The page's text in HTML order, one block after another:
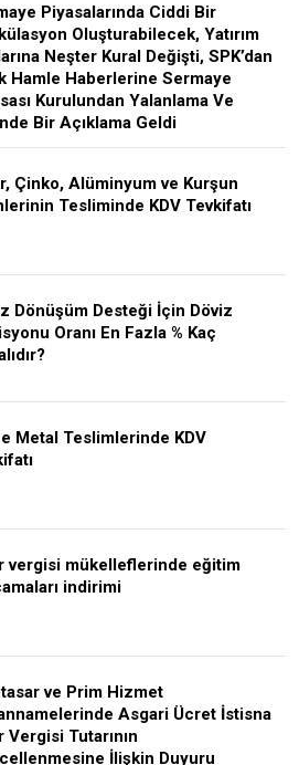
Piyasalarında Ciddi Bir
Oluşturabilecek, Yatırım
Neşter Kural Değişti, SPK’dan
Hamle Haberlerine Sermaye
Kurulundan Yalanlama Ve
Bir Açıklama Geldi
Çinko, Alüminyum ve Kurşun
Tesliminde KDV Tevkifatı
Dönüşüm Desteği İçin Döviz
Oranı En Fazla % Kaç
Metal Teslimlerinde KDV
vergisi mükelleflerinde eğitim
indirimi
ve Prim Hizmet
Asgari Ücret İstisna
Vergisi Tutarının
İlişkin Duyuru